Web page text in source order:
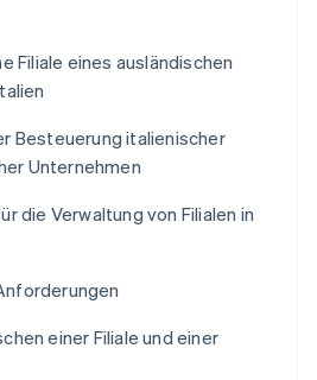
Filiale eines ausländischen
Besteuerung italienischer
Unternehmen
die Verwaltung von Filialen in
einer Filiale und einer